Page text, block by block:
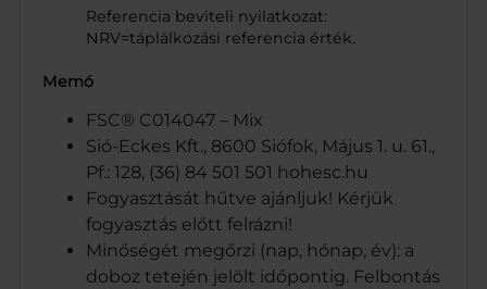
Referencia beviteli nyilatkozat:
NRV=táplálkozási referencia érték.
Memó
FSC® C014047 – Mix
Sió-Eckes Kft., 8600 Siófok, Május 1. u. 61.,
Pf.: 128, (36) 84 501 501 hohesc.hu
Fogyasztását hűtve ajánljuk! Kérjük
fogyasztás előtt felrázni!
Minőségét megőrzi (nap, hónap, év): a
doboz tetején jelölt időpontig. Felbontás